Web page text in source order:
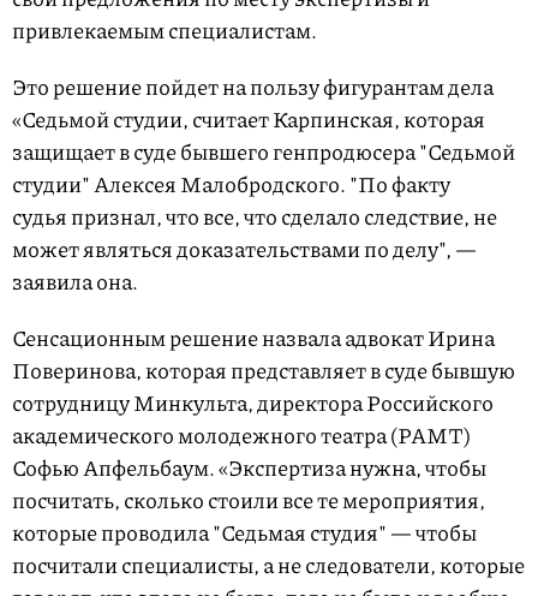
привлекаемым специалистам.
Это решение пойдет на пользу фигурантам дела
«Седьмой студии, считает Карпинская, которая
защищает в суде бывшего генпродюсера "Седьмой
студии" Алексея Малобродского. "По факту
судья признал, что все, что сделало следствие, не
может являться доказательствами по делу", —
заявила она.
Сенсационным решение назвала адвокат Ирина
Поверинова, которая представляет в суде бывшую
сотрудницу Минкульта, директора Российского
академического молодежного театра (РАМТ)
Софью Апфельбаум. «Экспертиза нужна, чтобы
посчитать, сколько стоили все те мероприятия,
которые проводила "Седьмая студия" — чтобы
посчитали специалисты, а не следователи, которые